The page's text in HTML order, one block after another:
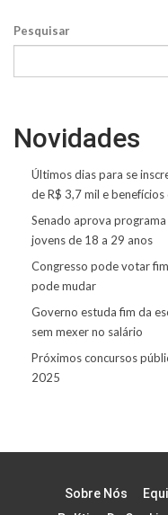
Pesquisar
Novidades
Últimos dias para se
de R$ 3,7 mil e
Senado aprova
jovens de 18 a 29 anos
Congresso pode votar
pode mudar
Governo estuda fim da
sem mexer no salário
Próximos concursos
2025
Sobre Nós